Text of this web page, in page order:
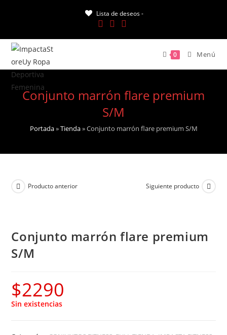
Lista de deseos -
0 Menú
Conjunto marrón flare premium
S/M
Portada»Tienda»Conjunto marrón flare premium S/M
Producto anterior Siguiente producto
Conjunto marrón flare premium
S/M
$2290
Sin existencias